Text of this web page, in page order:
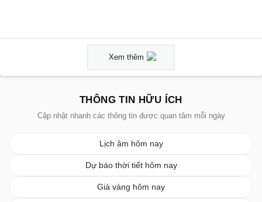
Xem thêm
THÔNG TIN HỮU ÍCH
Cập nhật nhanh các thông tin được quan tâm mỗi ngày
Lịch âm hôm nay
Dự báo thời tiết hôm nay
Giá vàng hôm nay